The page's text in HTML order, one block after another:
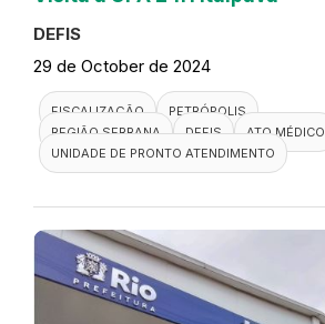
DEFIS
29 de October de 2024
FISCALIZAÇÃO
PETRÓPOLIS
REGIÃO SERRANA
DEFIS
ATO MÉDICO
UNIDADE DE PRONTO ATENDIMENTO